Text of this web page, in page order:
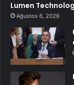
Lumen
Ağustos 6, 2026